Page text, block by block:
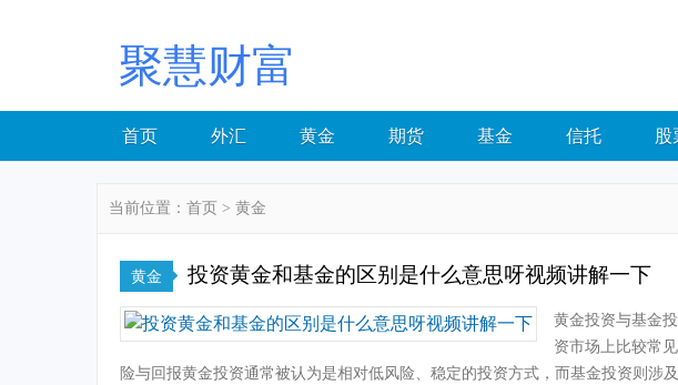
聚慧财富
首页 外汇 黄金 期货 基金 信托 股
当前位置： 首页 > 黄金
黄金 投资黄金和基金的区别是什么意思呀视频讲解一下
黄金投资与基金
资市场上比较常
险与回报黄金投资通常被认为是相对低风险、稳定的投资方式，而基金投资则涉